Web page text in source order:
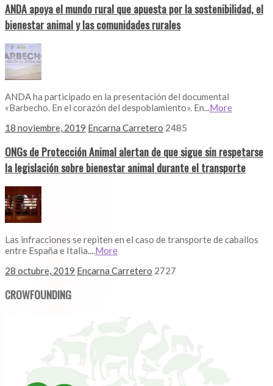
ANDA apoya el mundo rural que apuesta por la sostenibilidad, el
bienestar animal y las comunidades rurales
ANDA ha participado en la presentación del documental
«Barbecho. En el corazón del despoblamiento». En...More
18 noviembre, 2019 Encarna Carretero 2485
ONGs de Protección Animal alertan de que sigue sin respetarse
la legislación sobre bienestar animal durante el transporte
Las infracciones se repiten en el caso de transporte de caballos
entre España e Italia....More
28 octubre, 2019 Encarna Carretero 2727
CROWFOUNDING